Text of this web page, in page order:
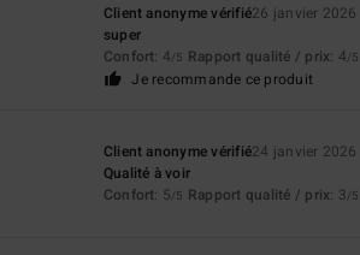
Client anonyme vérifié26 janvier 2026
super
Confort: 4/5 Rapport qualité / prix: 4/5
Je recommande ce produit
Client anonyme vérifié24 janvier 2026
Qualité à voir
Confort: 5/5 Rapport qualité / prix: 3/5